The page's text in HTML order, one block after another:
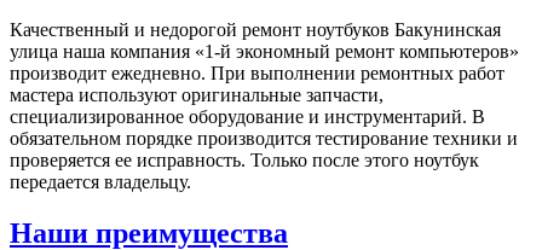
Качественный и недорогой ремонт ноутбуков Бакунинская
улица наша компания «1-й экономный ремонт компьютеров»
производит ежедневно. При выполнении ремонтных работ
мастера используют оригинальные запчасти,
специализированное оборудование и инструментарий. В
обязательном порядке производится тестирование техники и
проверяется ее исправность. Только после этого ноутбук
передается владельцу.
Наши преимущества